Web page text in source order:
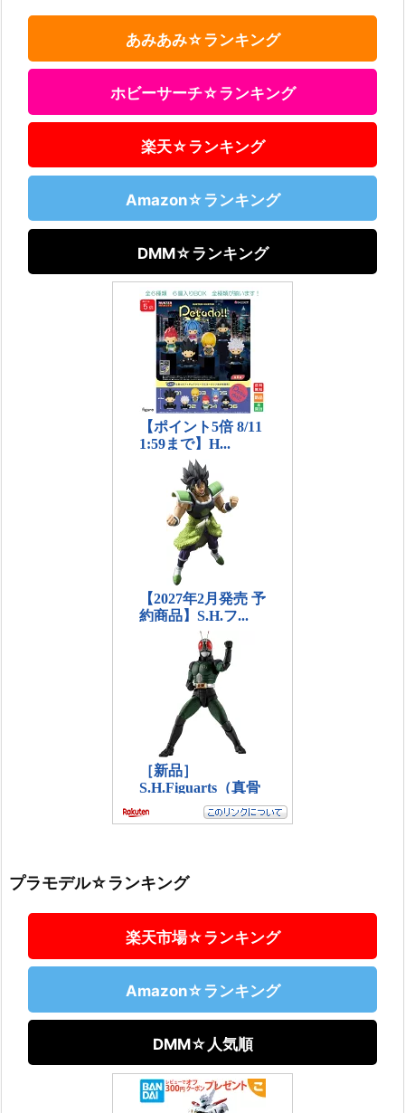
あみあみ☆ランキング
ホビーサーチ☆ランキング
楽天☆ランキング
Amazon☆ランキング
DMM☆ランキング
プラモデル☆ランキング
楽天市場☆ランキング
Amazon☆ランキング
DMM☆人気順